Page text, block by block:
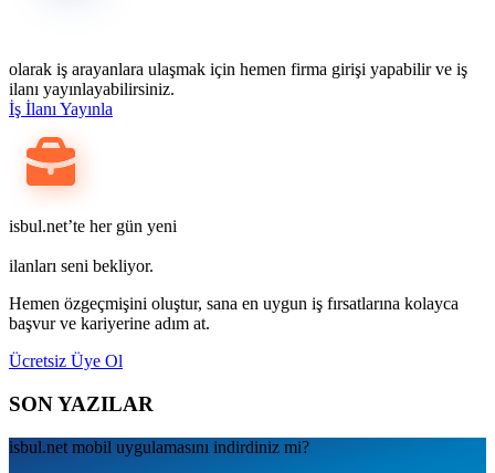
olarak iş arayanlara ulaşmak için hemen firma girişi yapabilir ve iş
ilanı yayınlayabilirsiniz.
İş İlanı Yayınla
isbul.net’te her gün yeni
ilanları seni bekliyor.
Hemen özgeçmişini oluştur, sana en uygun iş fırsatlarına kolayca
başvur ve kariyerine adım at.
Ücretsiz Üye Ol
SON YAZILAR
isbul.net mobil uygulamаsını indirdiniz mi?